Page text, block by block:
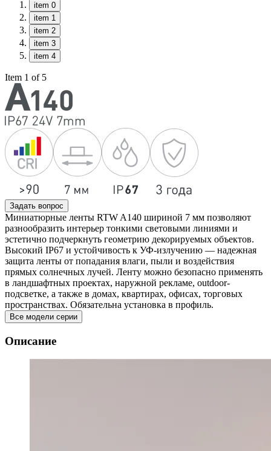
item 0
item 1
item 2
item 3
item 4
Item 1 of 5
Задать вопрос
Миниатюрные ленты RTW A140 шириной 7 мм позволяют
разнообразить интерьер тонкими световыми линиями и
эстетично подчеркнуть геометрию декорируемых объектов.
Высокий IP67 и устойчивость к УФ-излучению — надежная
защита ленты от попадания влаги, пыли и воздействия
прямых солнечных лучей. Ленту можно безопасно применять
в ландшафтных проектах, наружной рекламе, outdoor-
подсветке, а также в домах, квартирах, офисах, торговых
пространствах. Обязательна установка в профиль.
Все модели серии
Описание